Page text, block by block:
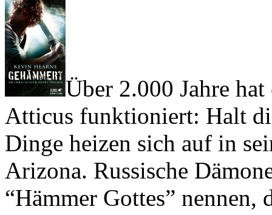
Über 2.000 Jahre
Atticus funktioniert: Halt
Dinge heizen sich auf in
Arizona. Russische
“Hämmer Gottes”